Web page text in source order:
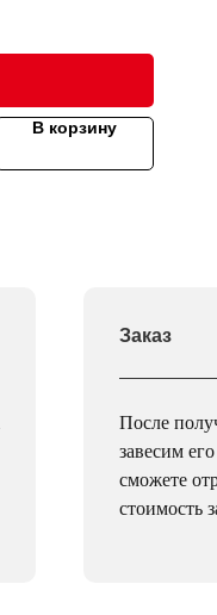
В корзину
Заказ
После
завесим
сможете
стоимость